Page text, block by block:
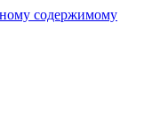
содержимому